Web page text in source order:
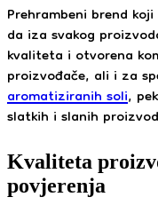
Prehrambeni brend
da iza svakog
kvaliteta i otvorena
proizvođače, ali i za
aromatiziranih soli,
slatkih i slanih
Kvaliteta
povjerenja